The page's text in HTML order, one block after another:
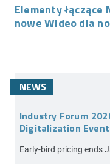
Elementy łączące
nowe Wideo dla
NEWS
Industry Forum
Digitalization Event
Early-bird pricing ends